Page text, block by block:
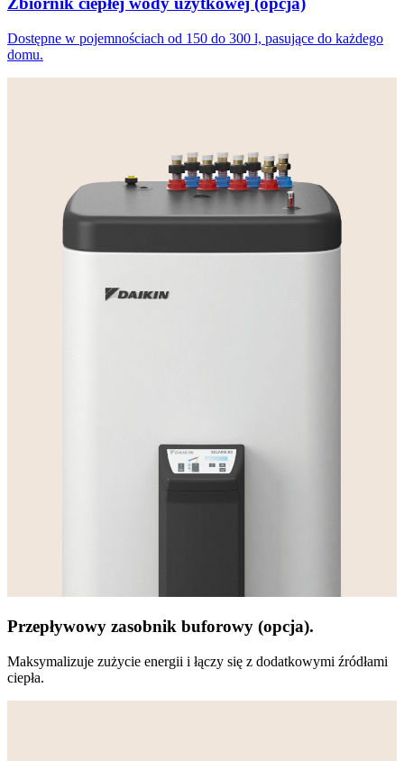
Dostępne w pojemnościach od 150 do 300 l, pasujące do każdego
domu.
Przepływowy zasobnik buforowy (opcja).
Maksymalizuje zużycie energii i łączy się z dodatkowymi źródłami
ciepła.